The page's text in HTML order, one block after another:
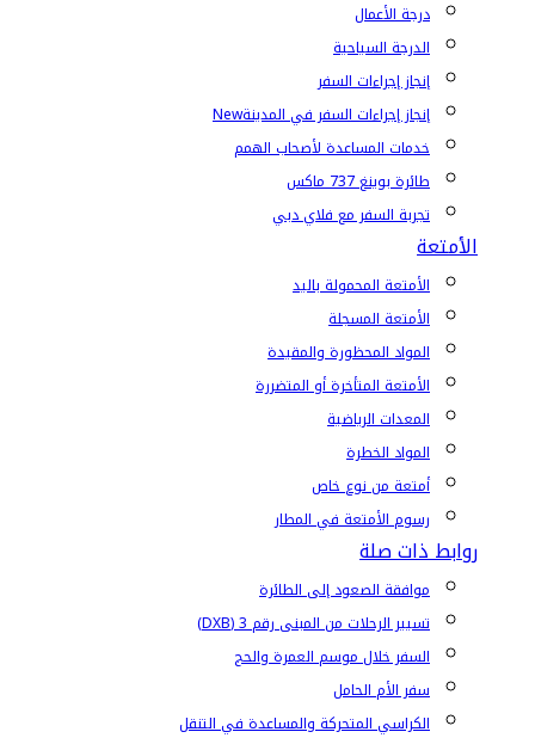
درجة الأعمال
الدرجة السياحية
إنجاز إجراءات السفر
إنجاز إجراءات السفر في المدينةNew
خدمات المساعدة لأصحاب الهمم
طائرة بوينغ 737 ماكس
تجربة السفر مع فلاي دبي
الأمتعة
الأمتعة المحمولة باليد
الأمتعة المسجلة
المواد المحظورة والمقيدة
الأمتعة المتأخرة أو المتضررة
المعدات الرياضية
المواد الخطرة
أمتعة من نوع خاص
رسوم الأمتعة في المطار
روابط ذات صلة
موافقة الصعود إلى الطائرة
تسيير الرحلات من المبنى رقم 3 (DXB)
السفر خلال موسم العمرة والحج
سفر الأم الحامل
الكراسي المتحركة والمساعدة في التنقل